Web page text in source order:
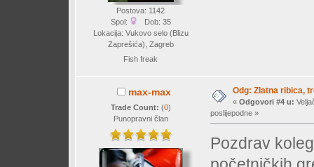
Postova: 1142
Spol:
Dob: 35
Lokacija: Vukovo selo (Blizu
Zaprešića), Zagreb
Fish freak
max-max
Trade Count: (0)
Punopravni član
Odg: Zlatna ribica,
« Odgovori #4 u:
poslijepodne »
Pozdrav